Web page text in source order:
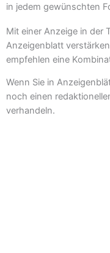
in jedem gewünschten
Mit einer Anzeige in der
Anzeigenblatt
empfehlen eine
Wenn Sie in
noch einen
verhandeln.